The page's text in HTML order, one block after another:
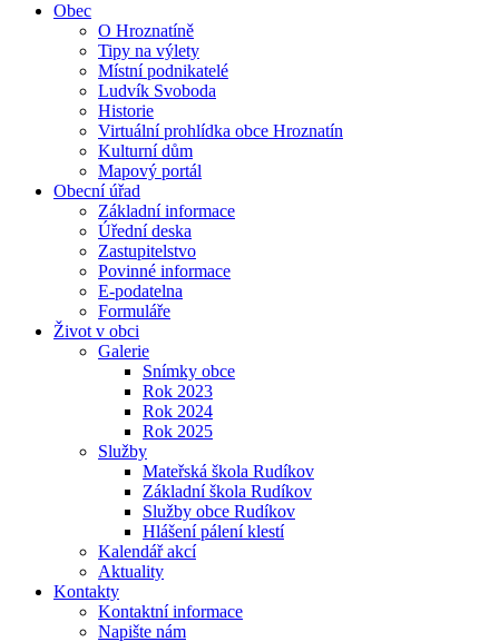
Obec
O Hroznatíně
Tipy na výlety
Místní podnikatelé
Ludvík Svoboda
Historie
Virtuální prohlídka obce Hroznatín
Kulturní dům
Mapový portál
Obecní úřad
Základní informace
Úřední deska
Zastupitelstvo
Povinné informace
E-podatelna
Formuláře
Život v obci
Galerie
Snímky obce
Rok 2023
Rok 2024
Rok 2025
Služby
Mateřská škola Rudíkov
Základní škola Rudíkov
Služby obce Rudíkov
Hlášení pálení klestí
Kalendář akcí
Aktuality
Kontakty
Kontaktní informace
Napište nám